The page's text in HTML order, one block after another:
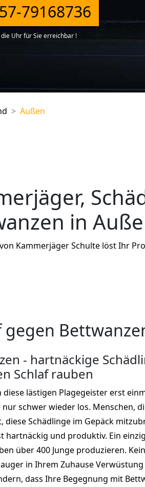
79168736
Uhr für Sie erreichbar !
Außen
in
Kammerjäger Schulte löst Ihr
gegen
- hartnäckige
Schlaf rauben
diese lästigen Plagegeister erst
schwer wieder los. Menschen,
diese Schädlinge im Gepäck
hartnäckig und produktiv. Ein
über 400 Junge produzieren.
in Ihrem Zuhause
dass Ihre Begegnung mit